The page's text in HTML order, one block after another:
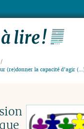
(re)donner la capacité d’agir